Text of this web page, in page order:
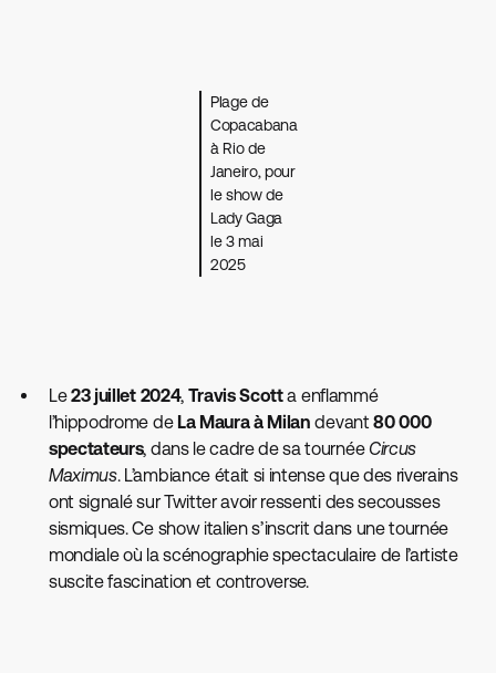
Plage de
Copacabana
à Rio de
Janeiro, pour
le show de
Lady Gaga
le 3 mai
2025
Le23 juillet 2024, Travis Scotta enflammé
l’hippodrome de La Maura à Milan devant80 000
spectateurs, dans le cadre de sa tournée Circus
Maximus. L’ambiance était si intense que des riverains
ont signalé sur Twitter avoir ressenti des secousses
sismiques. Ce show italien s’inscrit dans une tournée
mondiale où la scénographie spectaculaire de l’artiste
suscite fascination et controverse.